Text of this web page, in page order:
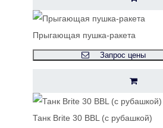
Прыгающая пушка-ракета
Запрос цены
Танк Brite 30 BBL (с рубашкой)